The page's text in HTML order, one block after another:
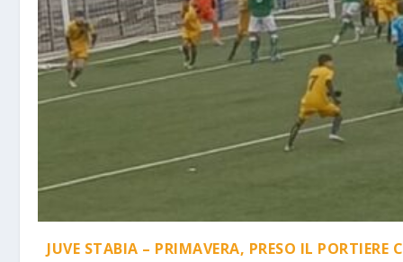
JUVE STABIA – PRIMAVERA, PRESO IL PORTIERE